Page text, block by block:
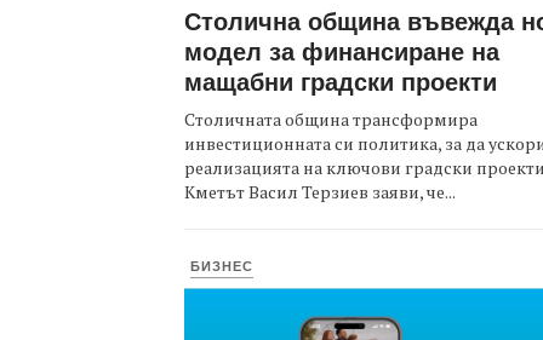
Столична община въвежда
модел за финансиране на
мащабни градски проекти
Столичната община трансформира
инвестиционната си политика, за да
реализацията на ключови градски
Кметът Васил Терзиев заяви, че...
БИЗНЕС